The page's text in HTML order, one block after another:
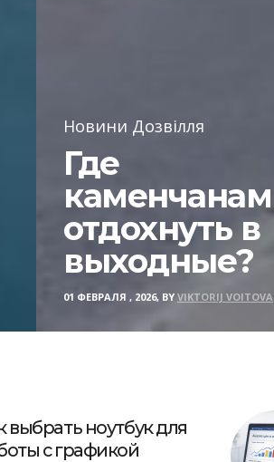
Новини Дозвілля
Где
каменчанам
отдохнуть в
выходные?
01 ФЕВРАЛЯ , 2026, BY VIKTORIJ VOITOVA
выбрать ноутбук для
с графикой